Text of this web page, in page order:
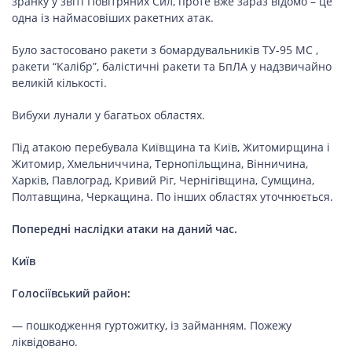
Україною
ЗДОРОВ’Я
COVID-19
ГОТУЄМО РАЗОМ
BEAUTY
одна із наймасовіших ракетних атак.
Було застосовано ракети з бомардувальників ТУ-95 МС ,
ракети “Калібр”, балістичні ракети та БпЛА у надзвичайно
великій кількості.
Вибухи лунали у багатьох областях.
Під атакою перебувала Київщина та Київ, Житомирщина і
Житомир, Хмельниччина, Тернопільщина, Вінничина,
Харків, Павлоград, Кривий Ріг, Чернігівщина, Сумщина,
Полтавщина, Черкащина. По інших областях уточнюється.
Попередні наслідки атаки на даний час.
Київ
Голосіївський район:
— пошкодження гуртожитку, із займанням. Пожежу
ліквідовано.